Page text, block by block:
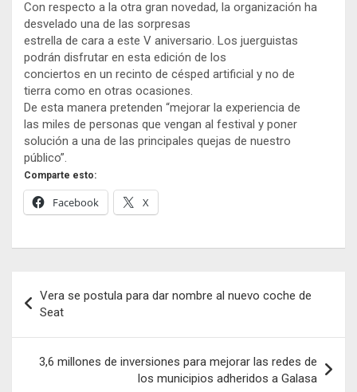
Con respecto a la otra gran novedad, la organización ha
desvelado una de las sorpresas
estrella de cara a este V aniversario. Los juerguistas
podrán disfrutar en esta edición de los
conciertos en un recinto de césped artificial y no de
tierra como en otras ocasiones.
De esta manera pretenden “mejorar la experiencia de
las miles de personas que vengan al festival y poner
solución a una de las principales quejas de nuestro
público”.
Comparte esto:
Facebook X
de
entradas
Vera se postula para dar nombre al nuevo coche de
Seat
3,6 millones de inversiones para mejorar las redes de
los municipios adheridos a Galasa